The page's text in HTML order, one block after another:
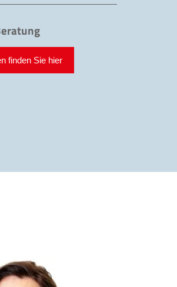
finden Sie hier